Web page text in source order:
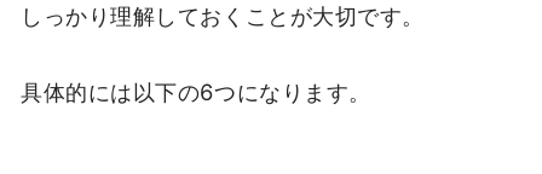
しっかり理解しておくことが大切です。
具体的には以下の6つになります。